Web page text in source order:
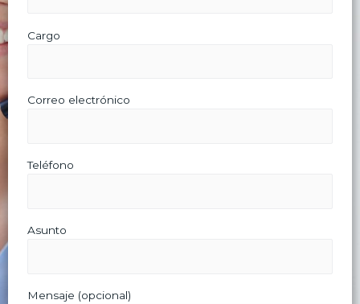
Cargo
Correo electrónico
Teléfono
Asunto
Mensaje (opcional)